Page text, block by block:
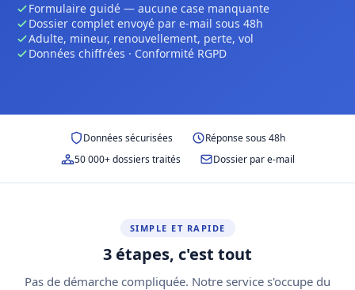
Formulaire guidé — aucune case manquante
Dossier complet envoyé par e-mail sous 48h
Adulte, mineur, renouvellement, perte, vol
Données chiffrées · Conformité RGPD
Données sécurisées
Réponse sous 48h
50 000+ dossiers traités
Dossier par e-mail
SIMPLE ET RAPIDE
3 étapes, c'est tout
Pas de démarche compliquée. Notre service s'occupe du